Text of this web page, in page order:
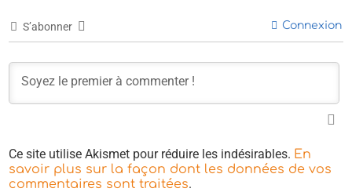
S’abonner Connexion
Ce site utilise Akismet pour réduire les indésirables. En
savoir plus sur la façon dont les données de vos
commentaires sont traitées.